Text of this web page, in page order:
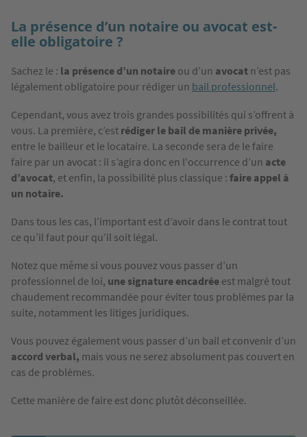
La présence d’un notaire ou avocat est-
elle obligatoire ?
Sachez le : la présence d’un notaire ou d’un avocat n’est pas
légalement obligatoire pour rédiger un bail professionnel.
Cependant, vous avez trois grandes possibilités qui s’offrent à
vous. La première, c’est rédiger le bail de manière privée,
entre le bailleur et le locataire. La seconde sera de le faire
faire par un avocat : il s’agira donc en l'occurrence d’un acte
d’avocat, et enfin, la possibilité plus classique : faire appel à
un notaire.
Dans tous les cas, l’important est d’avoir dans le contrat tout
ce qu’il faut pour qu’il soit légal.
Notez que même si vous pouvez vous passer d’un
professionnel de loi, une signature encadrée est malgré tout
chaudement recommandée pour éviter tous problèmes par la
suite, notamment les litiges juridiques.
Vous pouvez également vous passer d’un bail et convenir d’un
accord verbal, mais vous ne serez absolument pas couvert en
cas de problèmes.
Cette manière de faire est donc plutôt déconseillée.